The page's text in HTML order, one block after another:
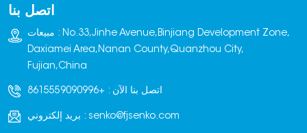
اتصل بنا
مبيعات : No.33,Jinhe Avenue,Binjiang Development Zone,
Daxiamei Area,Nanan County,Quanzhou City,
Fujian,China
اتصل بنا الآن : +8615559090996
بريد إلكتروني : senko@fjsenko.com